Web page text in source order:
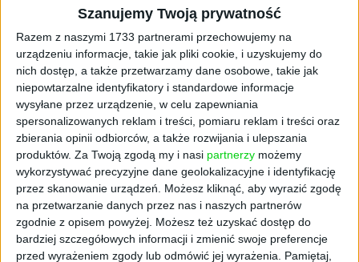
Szanujemy Twoją prywatność
Razem z naszymi 1733 partnerami przechowujemy na
urządzeniu informacje, takie jak pliki cookie, i uzyskujemy do
nich dostęp, a także przetwarzamy dane osobowe, takie jak
niepowtarzalne identyfikatory i standardowe informacje
wysyłane przez urządzenie, w celu zapewniania
spersonalizowanych reklam i treści, pomiaru reklam i treści oraz
zbierania opinii odbiorców, a także rozwijania i ulepszania
produktów. Za Twoją zgodą my i nasi partnerzy możemy
wykorzystywać precyzyjne dane geolokalizacyjne i identyfikację
przez skanowanie urządzeń. Możesz kliknąć, aby wyrazić zgodę
na przetwarzanie danych przez nas i naszych partnerów
zgodnie z opisem powyżej. Możesz też uzyskać dostęp do
bardziej szczegółowych informacji i zmienić swoje preferencje
przed wyrażeniem zgody lub odmówić jej wyrażenia. Pamiętaj,
Resort nie odniósł się jednak oficjalnie do
kwestii zakazu sprzedaży alkoholu na stacjach
paliw.
Konstytucjonalista
ostrzega przed
nieracjonalnymi
ograniczeniami
Prof. Ryszard Piotrowski z Uniwersytetu